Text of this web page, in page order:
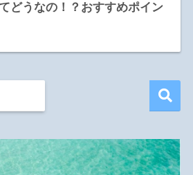
どうなの！？おすすめポイン